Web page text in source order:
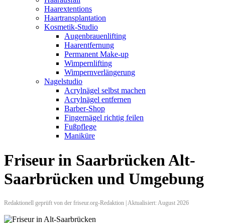
Haarextentions
Haartransplantation
Kosmetik-Studio
Augenbrauenlifting
Haarentfernung
Permanent Make-up
Wimpernlifting
Wimpernverlängerung
Nagelstudio
Acrylnägel selbst machen
Acrylnägel entfernen
Barber-Shop
Fingernägel richtig feilen
Fußpflege
Maniküre
Friseur in Saarbrücken Alt-
Saarbrücken und Umgebung
Redaktionell geprüft von der friseur.org-Redaktion | Aktualisiert: August 2026